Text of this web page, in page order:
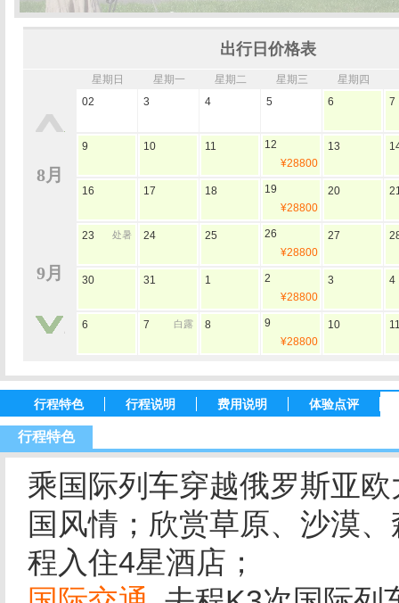
出行日价格表
8月
9月
星期日 星期一 星期二 星期三 星期四
02
3 4 5 6 7
9 10 11
12
¥28800
13
16 17 18
19
¥28800
20
23 处暑 24 25
26
¥28800
27
30 31 1
2
¥28800
3 4
6 7 白露 8
9
¥28800
10
行程特色 行程说明 费用说明 体验点评
行程特色
乘国际列车穿越俄罗斯亚
国风情；欣赏草原、沙漠
程入住4星酒店；